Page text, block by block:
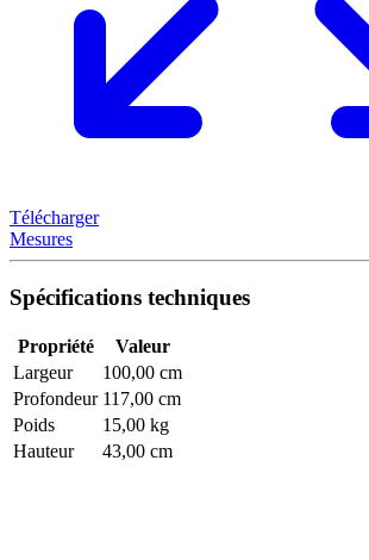
Télécharger
Mesures
Spécifications techniques
Propriété
Valeur
Largeur
100,00 cm
Profondeur 117,00 cm
Poids
15,00 kg
Hauteur
43,00 cm